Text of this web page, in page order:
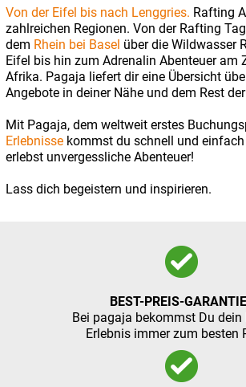
Von der Eifel bis nach Lenggries. Rafting
zahlreichen Regionen. Von der Rafting
dem Rhein bei Basel über die Wildwasser
Eifel bis hin zum Adrenalin Abenteuer am
Afrika. Pagaja liefert dir eine Übersicht
Angebote in deiner Nähe und dem Rest
Mit Pagaja, dem weltweit erstes
Erlebnisse kommst du schnell und
erlebst unvergessliche Abenteuer!
Lass dich begeistern und inspirieren.
BEST-PREIS-
Bei pagaja bekommst Du dein
Erlebnis immer zum besten